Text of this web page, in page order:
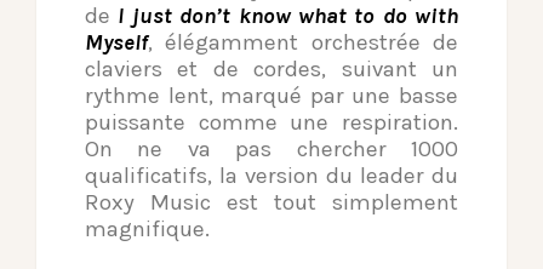
de I just don’t know what to do with
Myself, élégamment orchestrée de
claviers et de cordes, suivant un
rythme lent, marqué par une basse
puissante comme une respiration.
On ne va pas chercher 1000
qualificatifs, la version du leader du
Roxy Music est tout simplement
magnifique.